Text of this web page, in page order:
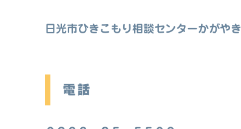
日光市ひきこもり相談センターかがやき
電話